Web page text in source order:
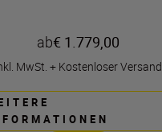
ab€ 1.779,00
MwSt. + Kostenloser Versand